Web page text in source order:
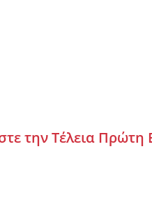
την Τέλεια